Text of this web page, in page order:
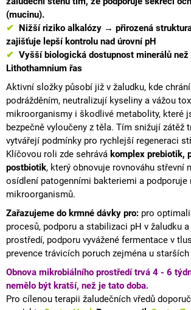
(mucinu).
✔ Nižší riziko alkalózy → přirozená
zajišťuje lepší kontrolu nad úrovní pH
✔ Vyššíbiologická dostupnost minerálů než
Lithothamnium řas
Aktivní složky působí již v žaludku, kde
podrážděním, neutralizují kyseliny a vážou
mikroorganismy i škodlivé metabolity, které
bezpečně vyloučeny z těla. Tím snižují zátěž
vytvářejí podmínky pro rychlejší regeneraci
Klíčovou roli zde sehrává komplex prebiotik,
postbiotik, který obnovuje rovnováhu střevní
osídlení patogenními bakteriemi a podporuje
mikroorganismů.
Zařazujeme do krmné dávky pro: pro
procesů, podporu a stabilizaci pH v žaludku
prostředí, podporu vyvážené fermentace v
prevence trávicích poruch zejména u
Obnova mikrobiálního prostředí trvá 4 - 6
nemělo být kratší, než je tato doba.
Pro cílenou terapii žaludečních vředů